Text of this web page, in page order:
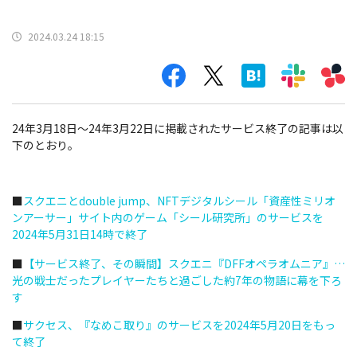
2024.03.24 18:15
24年3月18日～24年3月22日に掲載されたサービス終了の記事は以
下のとおり。
■スクエニとdouble jump、NFTデジタルシール「資産性ミリオ
ンアーサー」サイト内のゲーム「シール研究所」のサービスを
2024年5月31日14時で終了
■ 【サービス終了、その瞬間】スクエニ『DFFオペラオムニア』…
光の戦士だったプレイヤーたちと過ごした約7年の物語に幕を下ろ
す
■サクセス、『なめこ取り』のサービスを2024年5月20日をもっ
て終了